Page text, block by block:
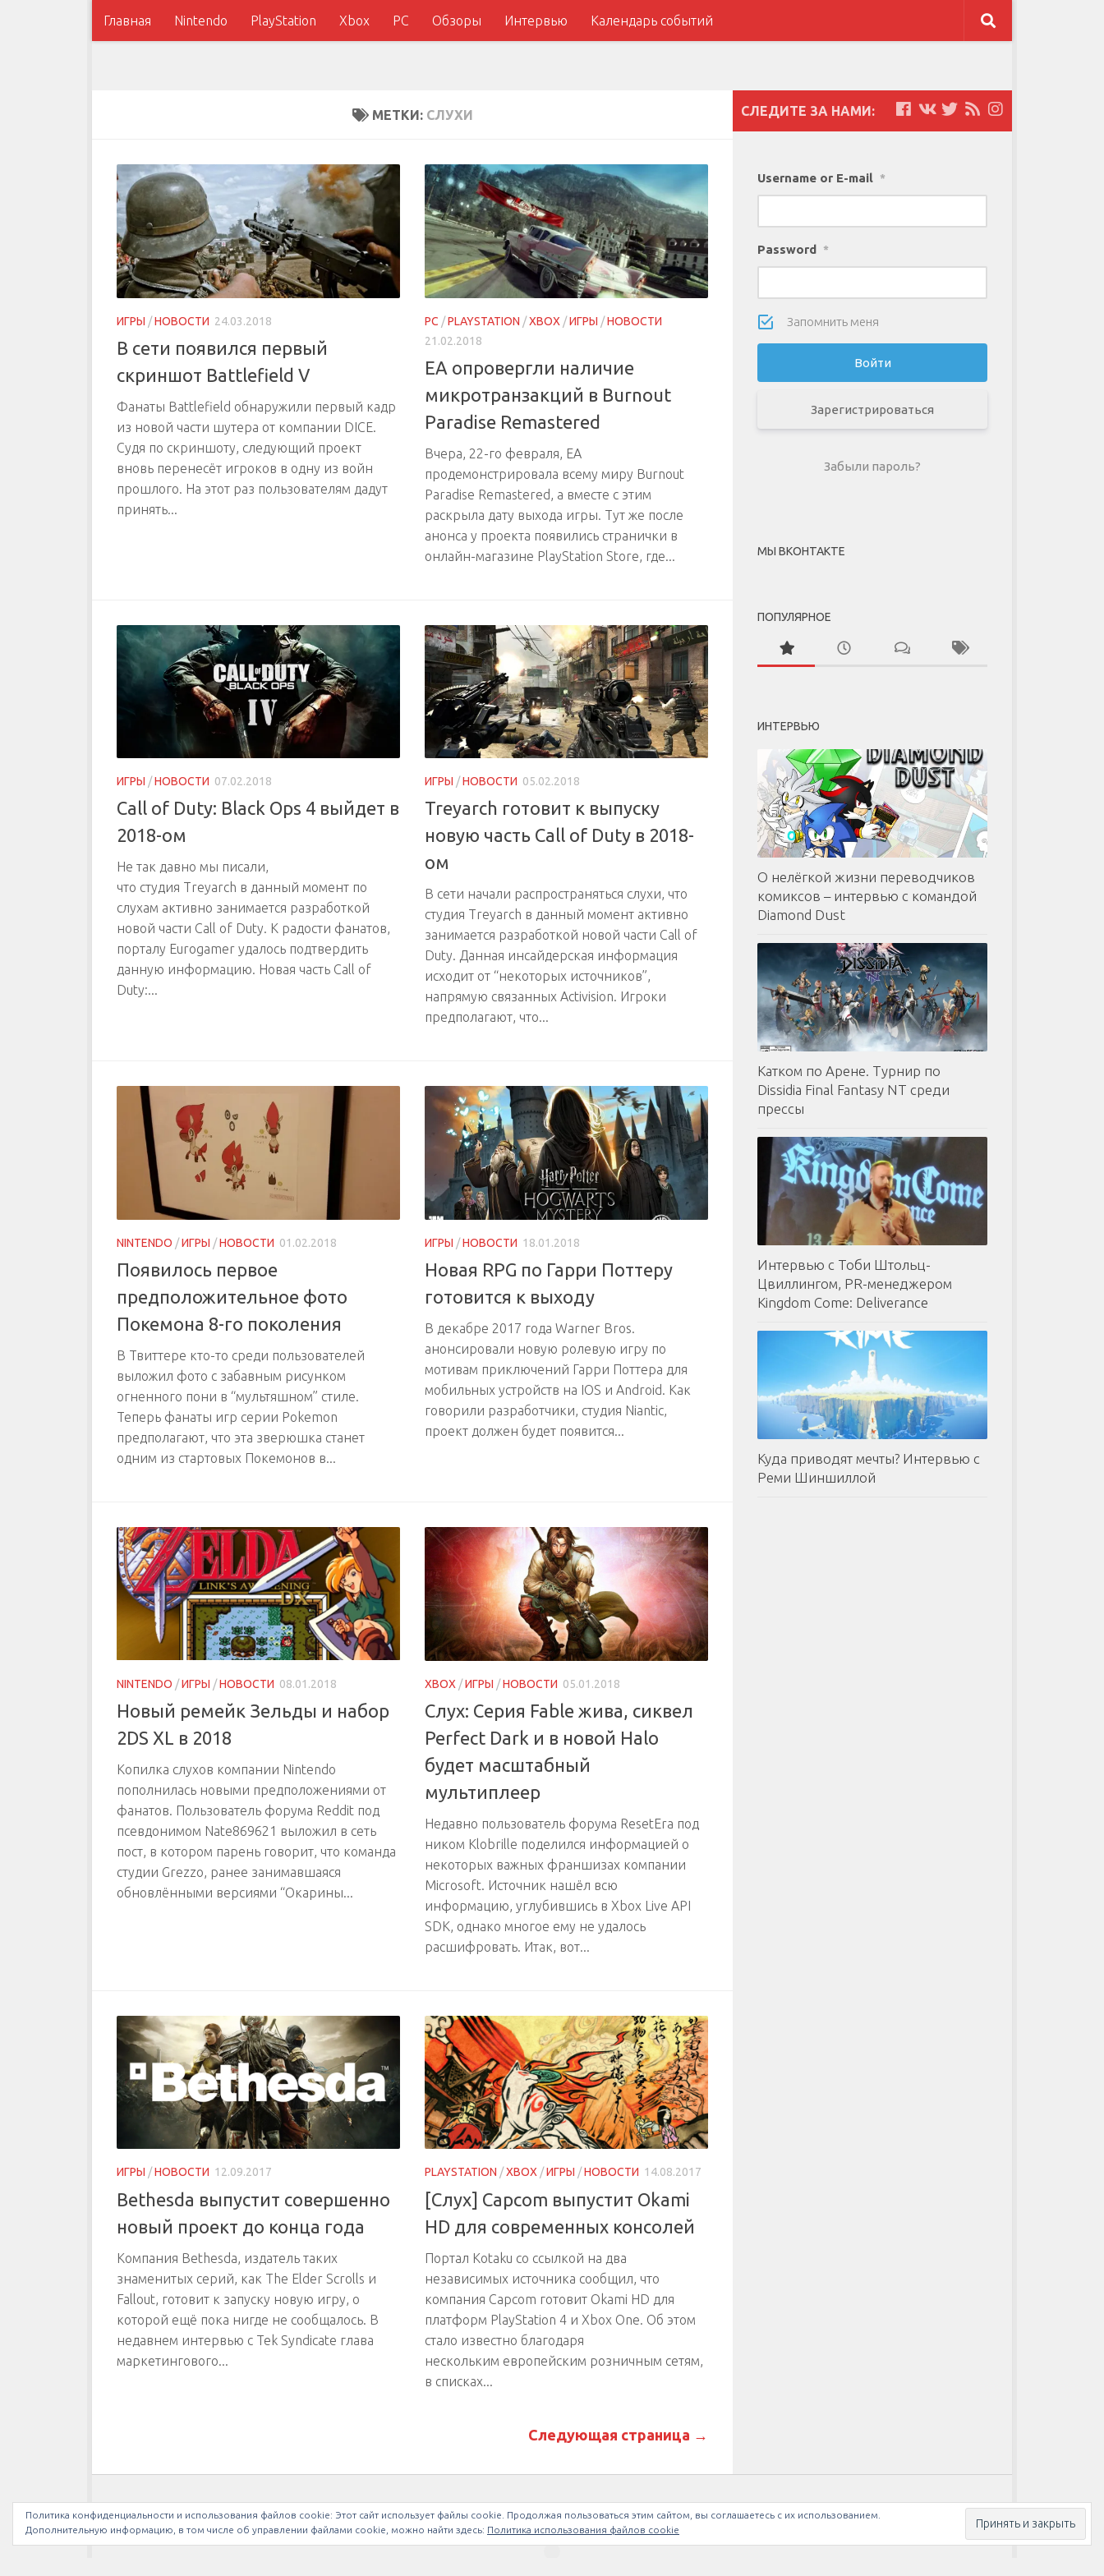
Главная Nintendo PlayStation Xbox PC Обзоры Интервью Календарь событий
МЕТКИ: СЛУХИ
ИГРЫ /НОВОСТИ 24.03.2018
В сети появился первый
скриншот Battlefield V
Фанаты Battlefield обнаружили первый кадр
из новой части шутера от компании DICE.
Судя по скриншоту, следующий проект
вновь перенесёт игроков в одну из войн
прошлого. На этот раз пользователям дадут
принять...
PC /PLAYSTATION /XBOX /ИГРЫ /НОВОСТИ
21.02.2018
EA опровергли наличие
микротранзакций в Burnout
Paradise Remastered
Вчера, 22-го февраля, EA
продемонстрировала всему миру Burnout
Paradise Remastered, а вместе с этим
раскрыла дату выхода игры. Тут же после
анонса у проекта появились странички в
онлайн-магазине PlayStation Store, где...
ИГРЫ /НОВОСТИ 07.02.2018
Call of Duty: Black Ops 4 выйдет в
2018-ом
Не так давно мы писали,
что студия Treyarch в данный момент по
слухам активно занимается разработкой
новой части Call of Duty. К радости фанатов,
порталу Eurogamer удалось подтвердить
данную информацию. Новая часть Call of
Duty:...
ИГРЫ /НОВОСТИ 05.02.2018
Treyarch готовит к выпуску
новую часть Call of Duty в 2018-
ом
В сети начали распространяться слухи, что
студия Treyarch в данный момент активно
занимается разработкой новой части Call of
Duty. Данная инсайдерская информация
исходит от “некоторых источников”,
напрямую связанных Activision. Игроки
предполагают, что...
NINTENDO /ИГРЫ /НОВОСТИ 01.02.2018
Появилось первое
предположительное фото
Покемона 8-го поколения
В Твиттере кто-то среди пользователей
выложил фото с забавным рисунком
огненного пони в “мультяшном” стиле.
Теперь фанаты игр серии Pokemon
предполагают, что эта зверюшка станет
одним из стартовых Покемонов в...
ИГРЫ /НОВОСТИ 18.01.2018
Новая RPG по Гарри Поттеру
готовится к выходу
В декабре 2017 года Warner Bros.
анонсировали новую ролевую игру по
мотивам приключений Гарри Поттера для
мобильных устройств на IOS и Android. Как
говорили разработчики, студия Niantic,
проект должен будет появится...
NINTENDO /ИГРЫ /НОВОСТИ 08.01.2018
Новый ремейк Зельды и набор
2DS XL в 2018
Копилка слухов компании Nintendo
пополнилась новыми предположениями от
фанатов. Пользователь форума Reddit под
псевдонимом Nate869621 выложил в сеть
пост, в котором парень говорит, что команда
студии Grezzo, ранее занимавшаяся
обновлёнными версиями “Окарины...
XBOX /ИГРЫ /НОВОСТИ 05.01.2018
Слух: Серия Fable жива, сиквел
Perfect Dark и в новой Halo
будет масштабный
мультиплеер
Недавно пользователь форума ResetEra под
ником Klobrille поделился информацией о
некоторых важных франшизах компании
Microsoft. Источник нашёл всю
информацию, углубившись в Xbox Live API
SDK, однако многое ему не удалось
расшифровать. Итак, вот...
ИГРЫ /НОВОСТИ 12.09.2017
Bethesda выпустит совершенно
новый проект до конца года
Компания Bethesda, издатель таких
знаменитых серий, как The Elder Scrolls и
Fallout, готовит к запуску новую игру, о
которой ещё пока нигде не сообщалось. В
недавнем интервью с Tek Syndicate глава
маркетингового...
PLAYSTATION /XBOX /ИГРЫ /НОВОСТИ 14.08.2017
[Слух] Capcom выпустит Okami
HD для современных консолей
Портал Kotaku со ссылкой на два
независимых источника сообщил, что
компания Capcom готовит Okami HD для
платформ PlayStation 4 и Xbox One. Об этом
стало известно благодаря
нескольким европейским розничным сетям,
в списках...
Следующая страница →
СЛЕДИТЕ ЗА НАМИ:
Username or E-mail *
Password *
Запомнить меня
Зарегистрироваться
Забыли пароль?
МЫ ВКОНТАКТЕ
ПОПУЛЯРНОЕ
ИНТЕРВЬЮ
О нелёгкой жизни переводчиков
комиксов – интервью с командой
Diamond Dust
Катком по Арене. Турнир по
Dissidia Final Fantasy NT среди
прессы
Интервью с Тоби Штольц-
Цвиллингом, PR-менеджером
Kingdom Come: Deliverance
Куда приводят мечты? Интервью с
Реми Шиншиллой
МЫ В INSTAGRAM
Политика конфиденциальности и использования файлов сookie: Этот сайт использует файлы cookie. Продолжая пользоваться этим сайтом, вы соглашаетесь с их использованием.
Дополнительную информацию, в том числе об управлении файлами cookie, можно найти здесь: Политика использования файлов cookie